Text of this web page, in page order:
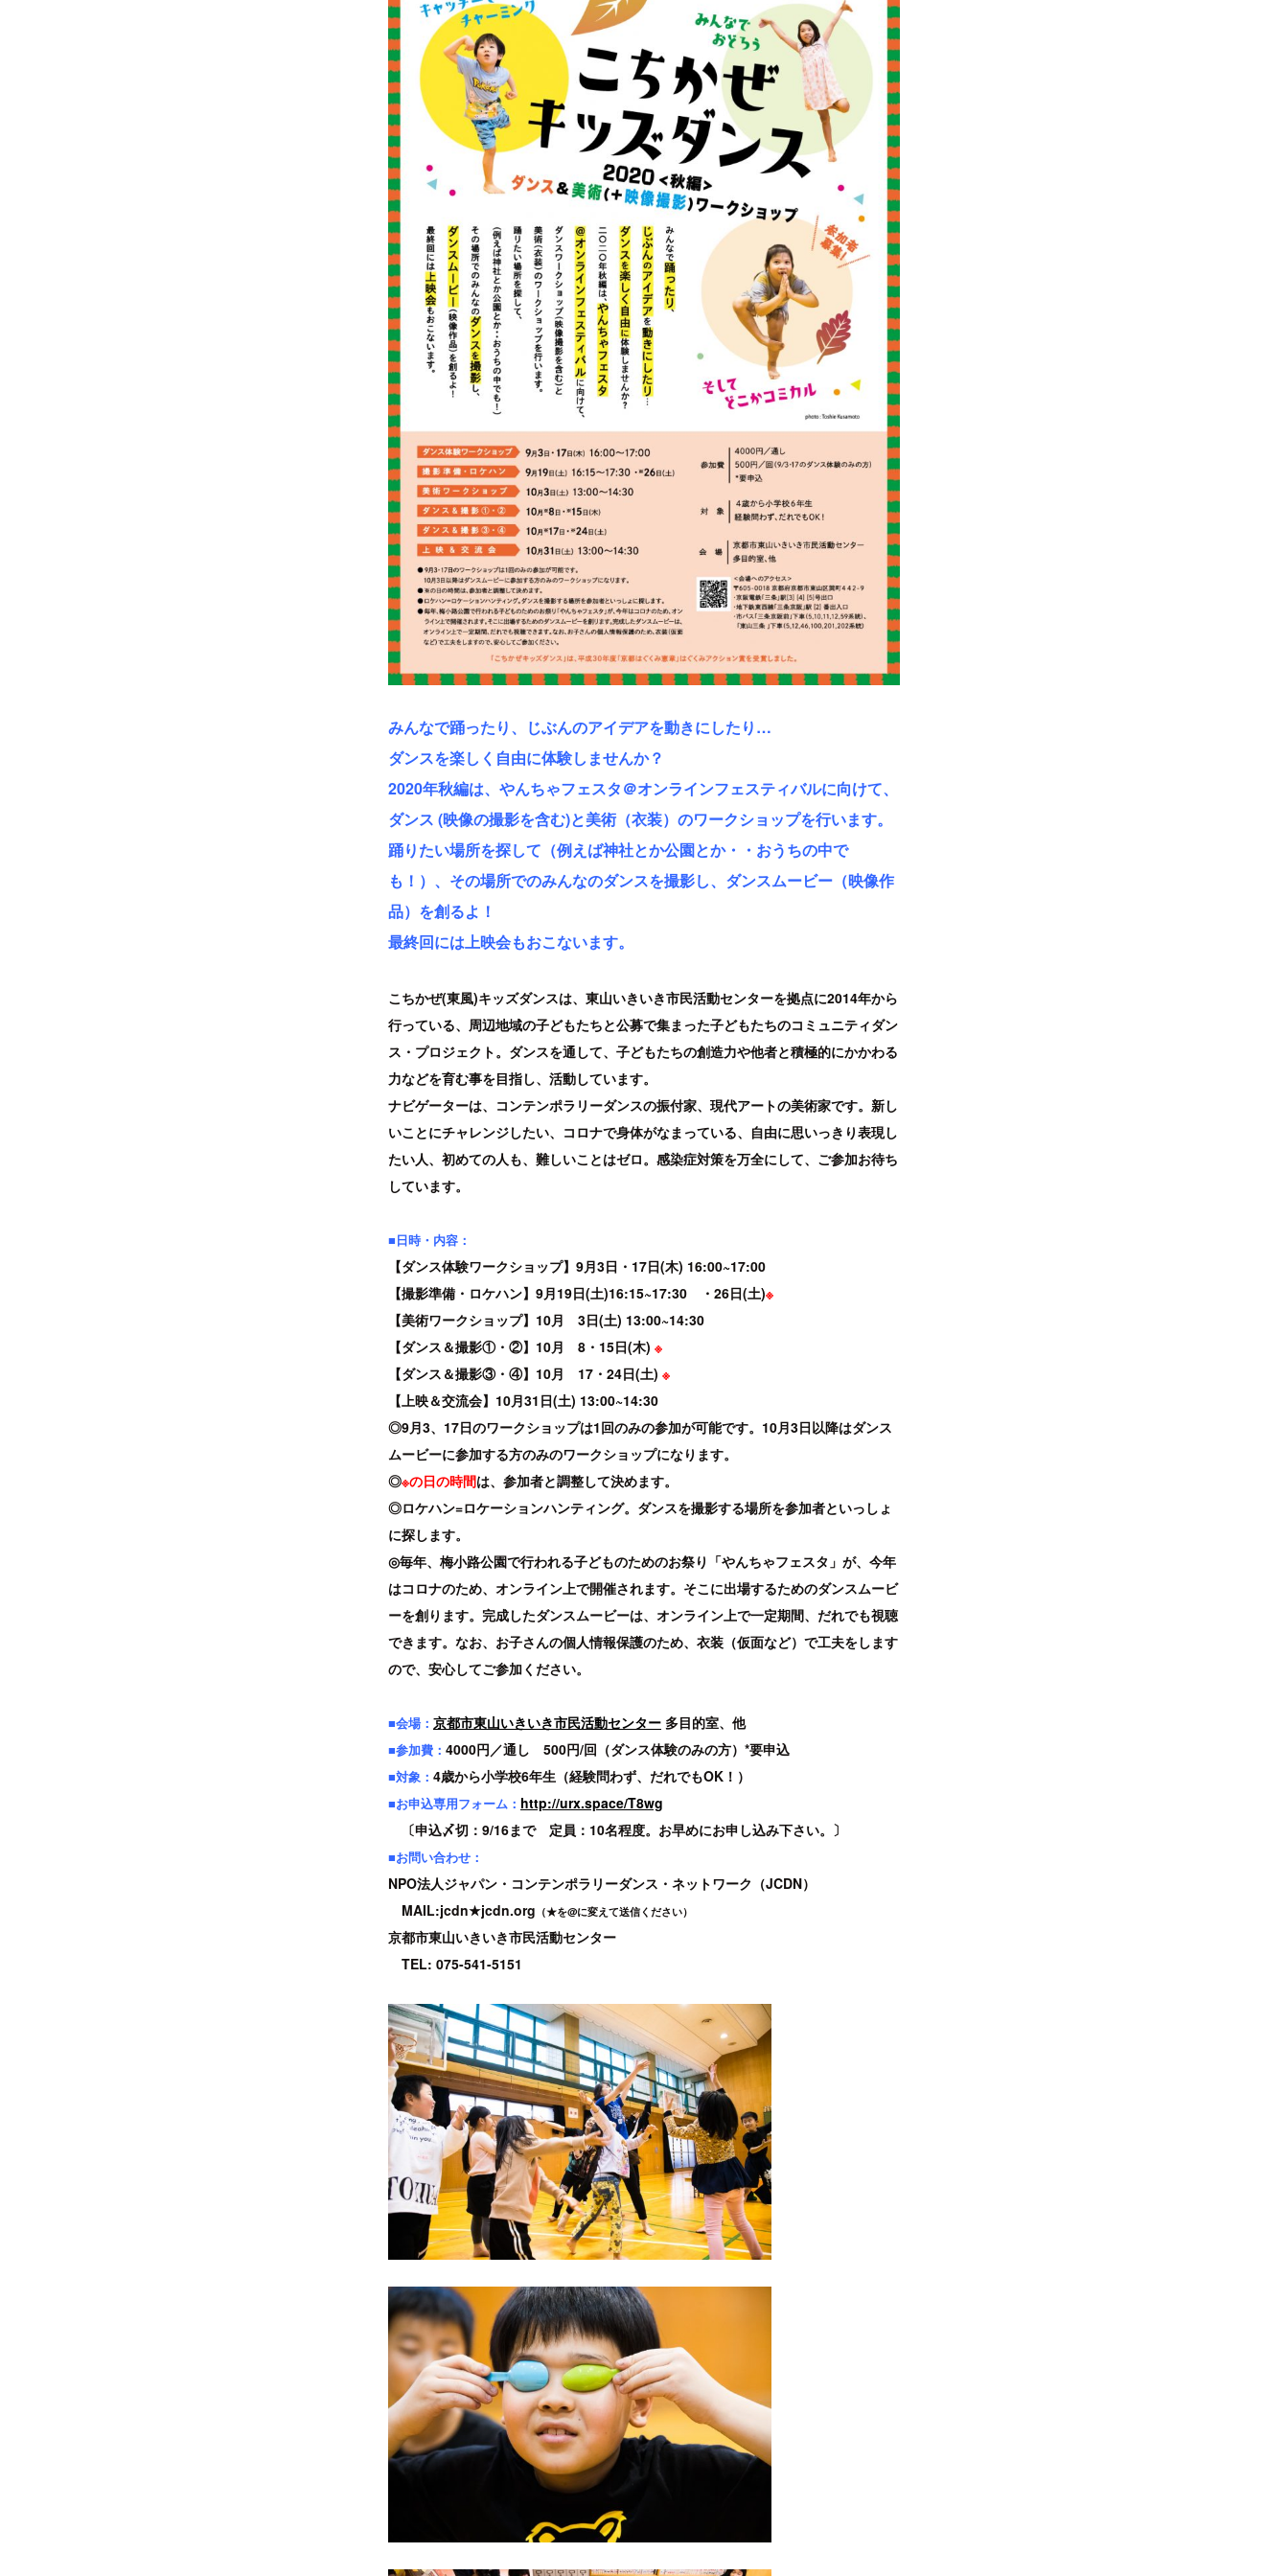
みんなで踊ったり、じぶんのアイデアを動きにしたり…
ダンスを楽しく自由に体験しませんか？
2020年秋編は、やんちゃフェスタ＠オンラインフェスティバルに向けて、
ダンス (映像の撮影を含む)と美術（衣装）のワークショップを行います。
踊りたい場所を探して（例えば神社とか公園とか・・おうちの中で
も！）、 その場所でのみんなのダンスを撮影し、ダンスムービー（映像作
品）を創るよ！
最終回には上映会もおこないます。
こちかぜ(東風)キッズダンスは、東山いきいき市民活動センターを拠点に2014年から
行っている、周辺地域の子どもたちと公募で集まった子どもたちのコミュニティダン
ス・プロジェクト。ダンスを通して、子どもたちの創造力や他者と積極的にかかわる
力などを育む事を目指し、活動しています。
ナビゲーターは、コンテンポラリーダンスの振付家、現代アートの美術家です。新し
いことにチャレンジしたい、コロナで身体がなまっている、自由に思いっきり表現し
たい人、初めての人も、難しいことはゼロ。感染症対策を万全にして、ご参加お待ち
しています。
■日時・内容：
【ダンス体験ワークショップ】9月3日・17日(木) 16:00~17:00
【撮影準備・ロケハン】9月19日(土)16:15~17:30 ・26日(土)※
【美術ワークショップ】10月 3日(土) 13:00~14:30
【ダンス＆撮影①・②】10月 8・15日(木) ※
【ダンス＆撮影③・④】10月 17・24日(土) ※
【上映＆交流会】10月31日(土) 13:00~14:30
◎9月3、17日のワークショップは1回のみの参加が可能です。10月3日以降はダンス
ムービーに参加する方のみのワークショップになります。
◎※の日の時間は、参加者と調整して決めます。
◎ロケハン=ロケーションハンティング。ダンスを撮影する場所を参加者といっしょ
に探します。
◎毎年、梅小路公園で行われる子どものためのお祭り「やんちゃフェスタ」が、今年
はコロナのため、オンライン上で開催されます。そこに出場するためのダンスムービ
ーを創ります。完成したダンスムービーは、オンライン上で一定期間、だれでも視聴
できます。なお、お子さんの個人情報保護のため、衣装（仮面など）で工夫をします
ので、安心してご参加ください。
■会場： 京都市東山いきいき市民活動センター 多目的室、他
■参加費： 4000円／通し 500円/回（ダンス体験のみの方）*要申込
■対象： 4歳から小学校6年生（経験問わず、だれでもOK！）
■お申込専用フォーム： http://urx.space/T8wg
〔申込〆切：9/16まで 定員：10名程度。お早めにお申し込み下さい。〕
■お問い合わせ：
NPO法人ジャパン・コンテンポラリーダンス・ネットワーク（JCDN）
MAIL:jcdn★jcdn.org （★を@に変えて送信ください）
京都市東山いきいき市民活動センター
TEL: 075-541-5151